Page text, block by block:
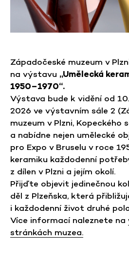
Západočeské muzeum v
na výstavu „Umělecká
1950–1970“.
Výstava bude k vidění od
2026 ve výstavním sále 2
muzeum v Plzni, Kopeckého
a nabídne nejen umělecké
pro Expo v Bruselu v roce
keramiku každodenní
z dílen v Plzni a jejím okolí.
Přijďte objevit jedinečnou
děl z Plzeňska, která
i každodenní život druhé
Více informací naleznete na
stránkách muzea.